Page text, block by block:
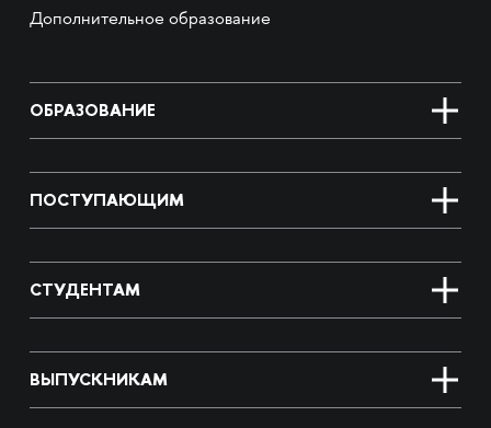
Дополнительное образование
ОБРАЗОВАНИЕ
ПОСТУПАЮЩИМ
СТУДЕНТАМ
ВЫПУСКНИКАМ